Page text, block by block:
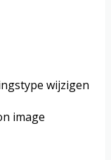
wijzigen
image